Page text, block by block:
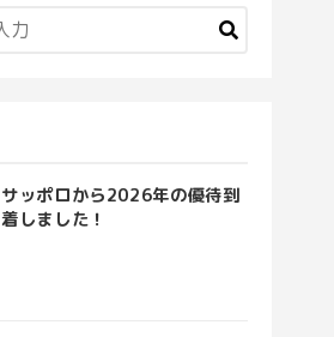
サッポロから2026年の優待到
着しました！